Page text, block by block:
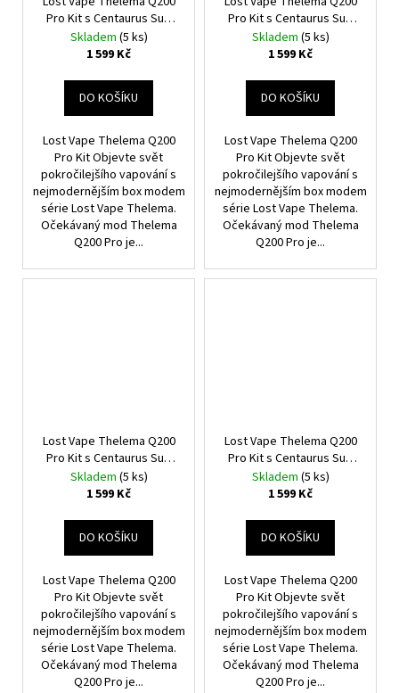
Pro Kit s Centaurus Sub
Ohm Tank V2 (Midnight
Warrior)
Skladem (5 ks)
1 599 Kč
DO KOŠÍKU
Lost Vape Thelema Q200
Pro Kit Objevte svět
pokročilejšího vapování s
nejmodernějším box modem
série Lost Vape Thelema.
Očekávaný mod Thelema
Q200 Pro je...
Pro Kit s Centaurus Sub
Ohm Tank V2 (Jungle
Nomad)
Skladem (5 ks)
1 599 Kč
DO KOŠÍKU
Lost Vape Thelema Q200
Pro Kit Objevte svět
pokročilejšího vapování s
nejmodernějším box modem
série Lost Vape Thelema.
Očekávaný mod Thelema
Q200 Pro je...
Lost Vape Thelema Q200
Pro Kit s Centaurus Sub
Ohm Tank V2 (Desert
Defender)
Skladem (5 ks)
1 599 Kč
DO KOŠÍKU
Lost Vape Thelema Q200
Pro Kit Objevte svět
pokročilejšího vapování s
nejmodernějším box modem
série Lost Vape Thelema.
Očekávaný mod Thelema
Q200 Pro je...
Lost Vape Thelema Q200
Pro Kit s Centaurus Sub
Ohm Tank V2 (Dark
Guardian)
Skladem (5 ks)
1 599 Kč
DO KOŠÍKU
Lost Vape Thelema Q200
Pro Kit Objevte svět
pokročilejšího vapování s
nejmodernějším box modem
série Lost Vape Thelema.
Očekávaný mod Thelema
Q200 Pro je...